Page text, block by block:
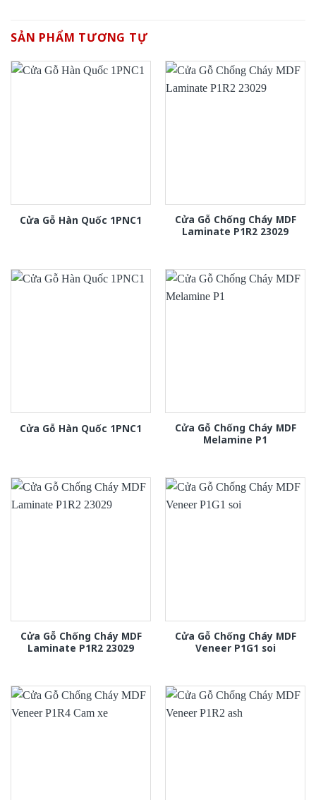
SẢN PHẨM TƯƠNG TỰ
Cửa Gỗ Hàn Quốc 1PNC1
Cửa Gỗ Chống Cháy MDF
Laminate P1R2 23029
Cửa Gỗ Hàn Quốc 1PNC1
Cửa Gỗ Chống Cháy MDF
Melamine P1
Cửa Gỗ Chống Cháy MDF
Laminate P1R2 23029
Cửa Gỗ Chống Cháy MDF
Veneer P1G1 soi